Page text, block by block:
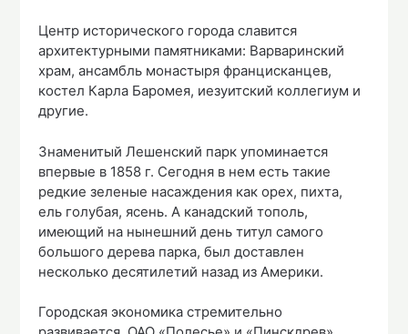
Центр исторического города славится
архитектурными памятниками: Варваринский
храм, ансамбль монастыря францисканцев,
костел Карла Баромея, иезуитский коллегиум и
другие.
Знаменитый Лешенский парк упоминается
впервые в 1858 г. Сегодня в нем есть такие
редкие зеленые насаждения как орех, пихта,
ель голубая, ясень. А канадский тополь,
имеющий на нынешний день титул самого
большого дерева парка, был доставлен
несколько десятилетий назад из Америки.
Городская экономика стремительно